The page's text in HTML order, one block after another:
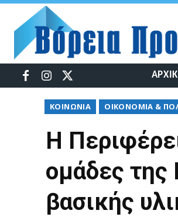
ΚΟΙΝΩΝΊΑ ΟΙΚΟΝΟΜΊΑ &
Η
ομάδες της
βασικής